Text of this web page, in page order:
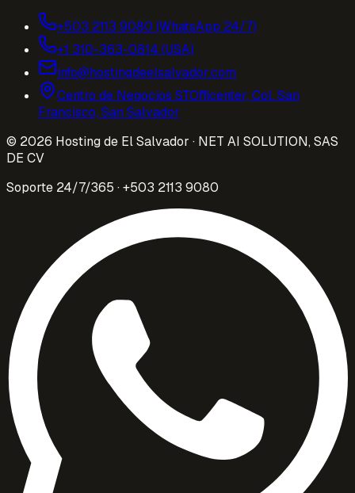
+503 2113 9080 (WhatsApp 24/7)
+1 310-363-0814 (USA)
info@hostingdeelsalvador.com
Centro de Negocios STOfficenter, Col. San
Francisco, San Salvador
© 2026 Hosting de El Salvador · NET AI SOLUTION, SAS
DE CV
Soporte 24/7/365 · +503 2113 9080